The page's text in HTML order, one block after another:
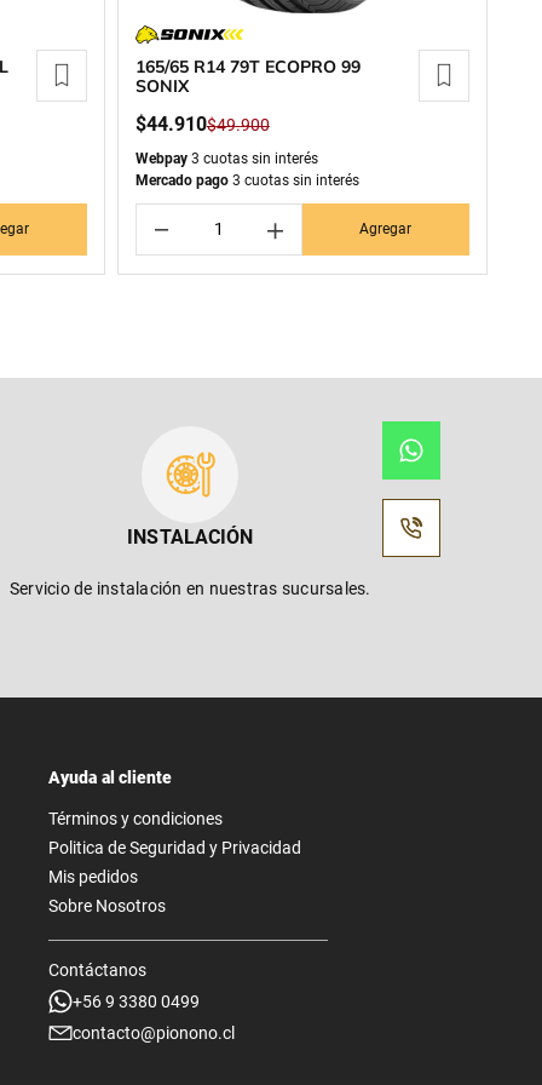
165/65 R14 79T ECOPRO 99
SONIX
$44.910$49.900
Webpay3 cuotas sin interés
Mercado pago3 cuotas sin interés
＋
－ Agregar
INSTALACIÓN
Servicio de instalación en nuestras sucursales.
Ayuda al cliente
Términos y condiciones
Politica de Seguridad y Privacidad
Mis pedidos
Sobre Nosotros
Contáctanos
+56 9 3380 0499
contacto@pionono.cl